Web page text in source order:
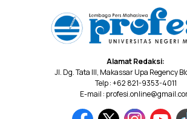
Alamat Redaksi:
Jl. Dg. Tata III, Makassar Upa Regency
Telp : +62 821-9353-4011
E-mail :